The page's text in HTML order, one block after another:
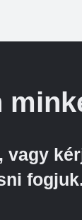
vagy